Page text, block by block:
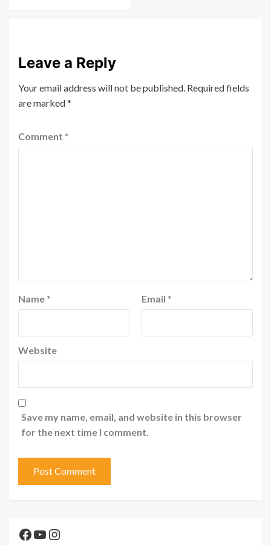
Leave a Reply
Your email address will not be published. Required fields
are marked*
Comment *
Name * Email *
Website
Save my name, email, and website in this browser
for the next time I comment.
Facebook
YouTube
Instagram